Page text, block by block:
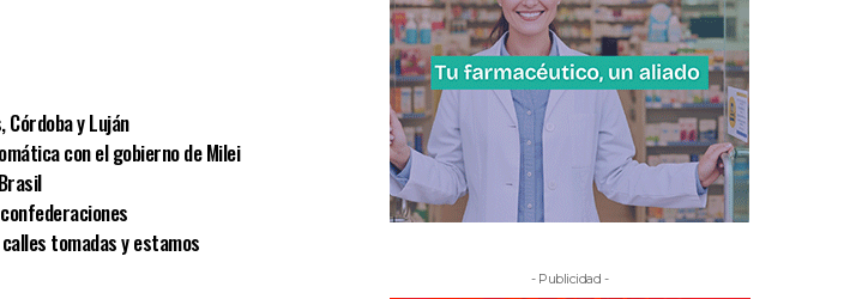
y Luján
con el gobierno de Milei
tomadas y estamos
- Publicidad -